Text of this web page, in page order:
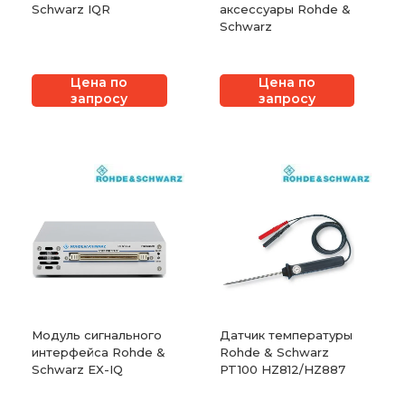
Schwarz IQR
Цена по
запросу
аксессуары Rohde &
Schwarz
Цена по
запросу
Модуль сигнального
интерфейса Rohde &
Schwarz EX-IQ
Датчик температуры
Rohde & Schwarz
PT100 HZ812/HZ887